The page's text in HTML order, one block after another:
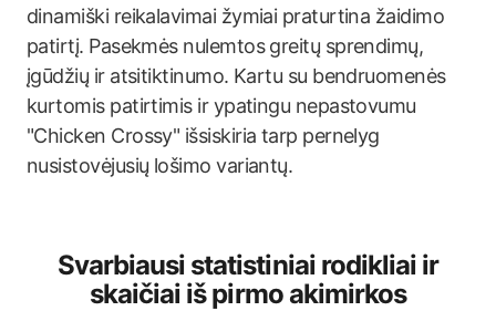
dinamiški reikalavimai žymiai praturtina žaidimo
patirtį. Pasekmės nulemtos greitų sprendimų,
įgūdžių ir atsitiktinumo. Kartu su bendruomenės
kurtomis patirtimis ir ypatingu nepastovumu
"Chicken Crossy" išsiskiria tarp pernelyg
nusistovėjusių lošimo variantų.
Svarbiausi statistiniai rodikliai ir
skaičiai iš pirmo akimirkos